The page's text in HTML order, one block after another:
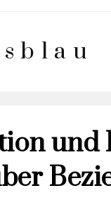
und